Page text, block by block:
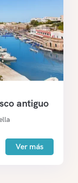
antiguo
Ver más